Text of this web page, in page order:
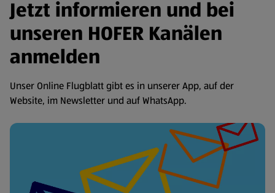
Jetzt informieren und bei
unseren HOFER Kanälen
anmelden
Unser Online Flugblatt gibt es in unserer App, auf der
Website, im Newsletter und auf WhatsApp.